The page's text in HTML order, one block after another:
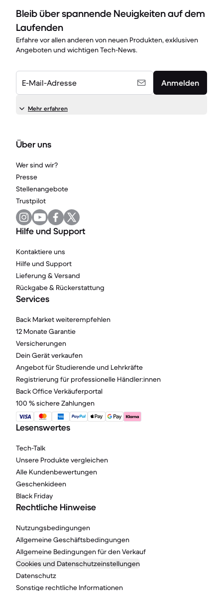
Bleib über spannende Neuigkeiten auf dem
Laufenden
Erfahre vor allen anderen von neuen Produkten, exklusiven
Angeboten und wichtigen Tech-News.
E-Mail-Adresse Anmelden
Mehr erfahren
Über uns
Wer sind wir?
Presse
Stellenangebote
Trustpilot
Hilfe und Support
Kontaktiere uns
Hilfe und Support
Lieferung & Versand
Rückgabe & Rückerstattung
Services
Back Market weiterempfehlen
12 Monate Garantie
Versicherungen
Dein Gerät verkaufen
Angebot für Studierende und Lehrkräfte
Registrierung für professionelle Händler:innen
Back Office Verkäuferportal
100 % sichere Zahlungen
Lesenswertes
Tech-Talk
Unsere Produkte vergleichen
Alle Kundenbewertungen
Geschenkideen
Black Friday
Rechtliche Hinweise
Nutzungsbedingungen
Allgemeine Geschäftsbedingungen
Allgemeine Bedingungen für den Verkauf
Cookies und Datenschutzeinstellungen
Datenschutz
Sonstige rechtliche Informationen